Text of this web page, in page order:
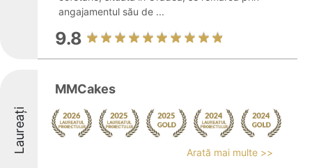
angajamentul său de ...
9.8
Laureați
MMCakes
Arată mai multe >>